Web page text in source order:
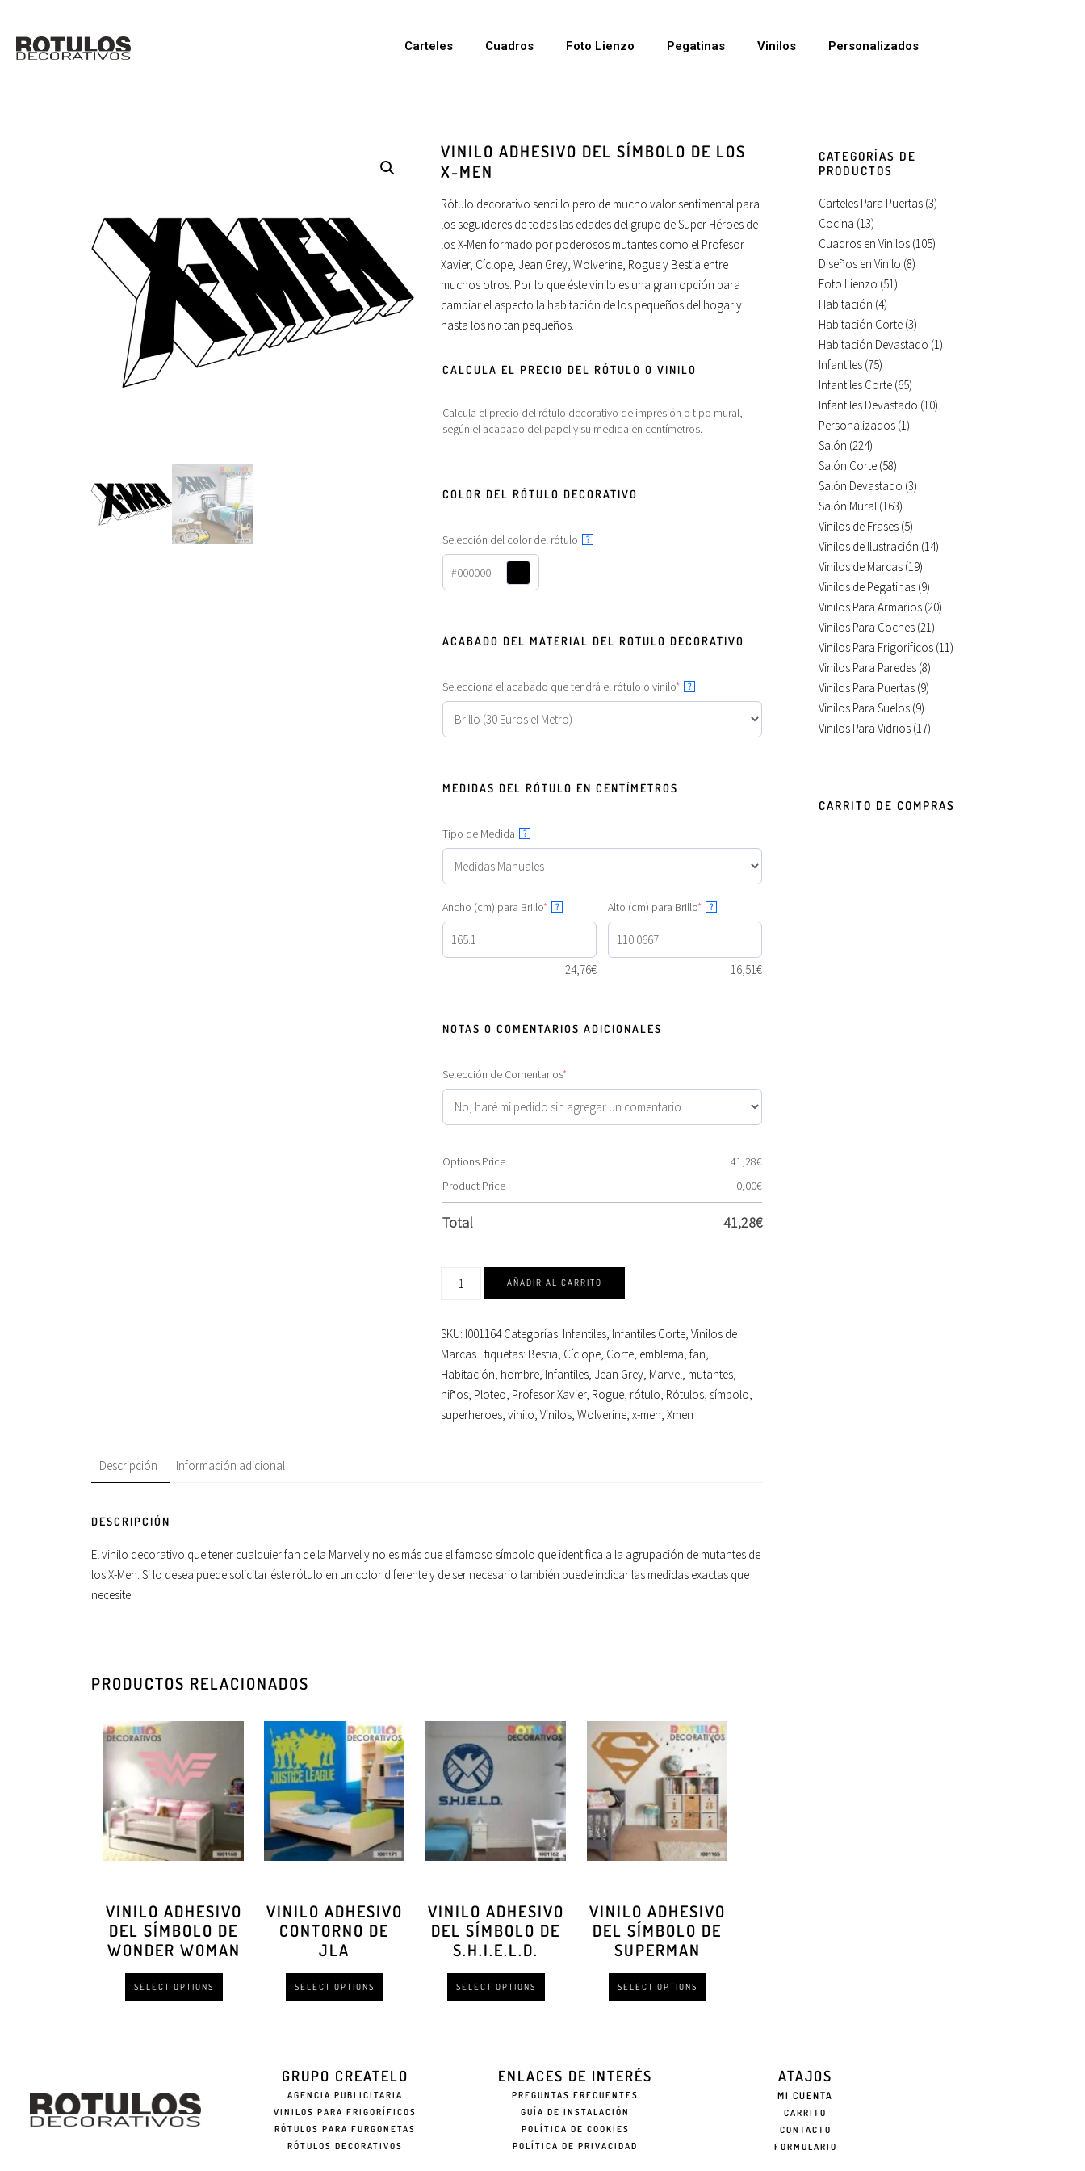
Carteles Cuadros Foto Lienzo Pegatinas Vinilos Personalizados
VINILO ADHESIVO DEL SÍMBOLO DE LOS
X-MEN
Rótulo decorativo sencillo pero de mucho valor sentimental para
los seguidores de todas las edades del grupo de Super Héroes de
los X-Men formado por poderosos mutantes como el Profesor
Xavier, Cíclope, Jean Grey, Wolverine, Rogue y Bestia entre
muchos otros. Por lo que éste vinilo es una gran opción para
cambiar el aspecto la habitación de los pequeños del hogar y
hasta los no tan pequeños.
CALCULA EL PRECIO DEL RÓTULO O VINILO
Calcula el precio del rótulo decorativo de impresión o tipo mural,
según el acabado del papel y su medida en centímetros.
COLOR DEL RÓTULO DECORATIVO
Selección del color del rótulo ?
#000000
ACABADO DEL MATERIAL DEL ROTULO DECORATIVO
Selecciona el acabado que tendrá el rótulo o vinilo* ?
MEDIDAS DEL RÓTULO EN CENTÍMETROS
Tipo de Medida ?
Ancho (cm) para Brillo* ?
24,76€
Alto (cm) para Brillo* ?
16,51€
NOTAS O COMENTARIOS ADICIONALES
Selección de Comentarios*
Options Price 41,28€
Product Price
0,00€
Total 41,28€
AÑADIR AL CARRITO
SKU: I001164 Categorías: Infantiles, Infantiles Corte,Vinilos de
Marcas Etiquetas: Bestia, Cíclope, Corte, emblema,fan,
Habitación, hombre, Infantiles, Jean Grey, Marvel, mutantes,
niños, Ploteo, Profesor Xavier, Rogue, rótulo, Rótulos, símbolo,
superheroes,vinilo,Vinilos,Wolverine,x-men,Xmen
Descripción Información adicional
DESCRIPCIÓN
El vinilo decorativo que tener cualquier fan de la Marvel y no es más que el famoso símbolo que identifica a la agrupación de mutantes de
los X-Men. Si lo desea puede solicitar éste rótulo en un color diferente y de ser necesario también puede indicar las medidas exactas que
necesite.
PRODUCTOS RELACIONADOS
VINILO ADHESIVO
DEL SÍMBOLO DE
WONDER WOMAN
SELECT OPTIONS
VINILO ADHESIVO
CONTORNO DE
JLA
SELECT OPTIONS
VINILO ADHESIVO
DEL SÍMBOLO DE
S.H.I.E.L.D.
SELECT OPTIONS
VINILO ADHESIVO
DEL SÍMBOLO DE
SUPERMAN
SELECT OPTIONS
CATEGORÍAS DE
PRODUCTOS
Carteles Para Puertas (3)
Cocina (13)
Cuadros en Vinilos (105)
Diseños en Vinilo (8)
Foto Lienzo (51)
Habitación (4)
Habitación Corte (3)
Habitación Devastado (1)
Infantiles (75)
Infantiles Corte (65)
Infantiles Devastado (10)
Personalizados (1)
Salón (224)
Salón Corte (58)
Salón Devastado (3)
Salón Mural (163)
Vinilos de Frases (5)
Vinilos de Ilustración (14)
Vinilos de Marcas (19)
Vinilos de Pegatinas (9)
Vinilos Para Armarios (20)
Vinilos Para Coches (21)
Vinilos Para Frigorificos (11)
Vinilos Para Paredes (8)
Vinilos Para Puertas (9)
Vinilos Para Suelos (9)
Vinilos Para Vidrios (17)
CARRITO DE COMPRAS
GRUPO CREATELO
AGENCIA PUBLICITARIA
VINILOS PARA FRIGORÍFICOS
RÓTULOS PARA FURGONETAS
RÓTULOS DECORATIVOS
ENLACES DE INTERÉS
PREGUNTAS FRECUENTES
GUÍA DE INSTALACIÓN
POLÍTICA DE COOKIES
POLÍTICA DE PRIVACIDAD
ATAJOS
MI CUENTA
CARRITO
CONTACTO
FORMULARIO